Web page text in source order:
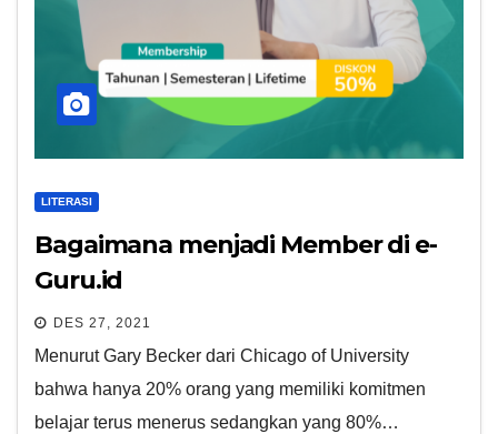
LITERASI
Bagaimana menjadi Member di e-
Guru.id
DES 27, 2021
Menurut Gary Becker dari Chicago of University
bahwa hanya 20% orang yang memiliki komitmen
belajar terus menerus sedangkan yang 80%…